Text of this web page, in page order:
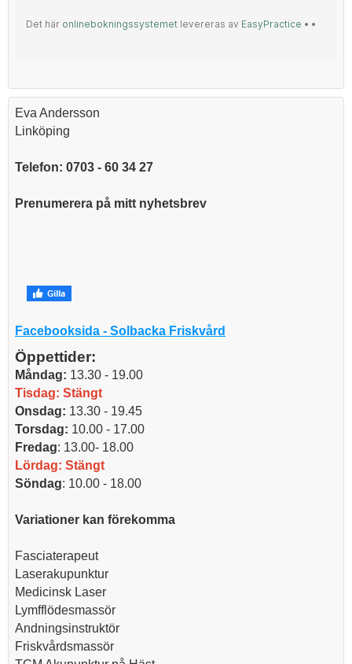
Eva Andersson
Linköping
Telefon: 0703 - 60 34 27
Prenumerera på mitt nyhetsbrev
Facebooksida - Solbacka Friskvård
Öppettider:
Måndag: 13.30 - 19.00
Tisdag: Stängt
Onsdag: 13.30 - 19.45
Torsdag: 10.00 - 17.00
Fredag: 13.00- 18.00
Lördag: Stängt
Söndag: 10.00 - 18.00
Variationer kan förekomma
Fasciaterapeut
Laserakupunktur
Medicinsk Laser
Lymfflödesmassör
Andningsinstruktör
Friskvårdsmassör